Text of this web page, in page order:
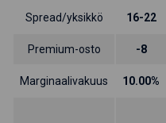
Spread/yksikkö 16-22
Premium-osto -8
Marginaalivakuus 10.00%